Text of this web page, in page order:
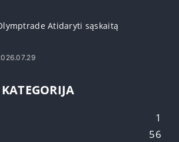
Atidaryti sąskaitą
1
56